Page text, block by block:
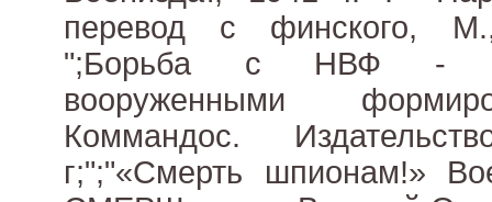
перевод с финского,
";Борьба с НВФ -
вооруженными
Коммандос.
г;";"«Смерть шпионам!»